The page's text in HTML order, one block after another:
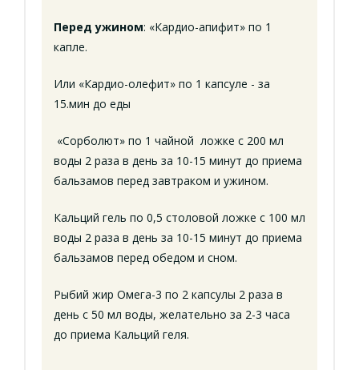
Перед ужином: «Кардио-апифит» по 1
капле.
Или «Кардио-олефит» по 1 капсуле - за
15.мин до еды
«Сорболют» по 1 чайной ложке с 200 мл
воды 2 раза в день за 10-15 минут до приема
бальзамов перед завтраком и ужином.
Кальций гель по 0,5 столовой ложке с 100 мл
воды 2 раза в день за 10-15 минут до приема
бальзамов перед обедом и сном.
Рыбий жир Омега-3 по 2 капсулы 2 раза в
день с 50 мл воды, желательно за 2-3 часа
до приема Кальций геля.